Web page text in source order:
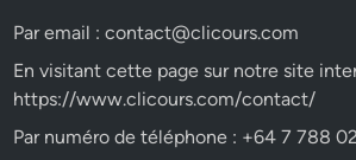
Par email :contact@clicours.com
En visitant cette page sur notre site
https://www.clicours.com/contact/
Par numéro de téléphone : +64 7 788